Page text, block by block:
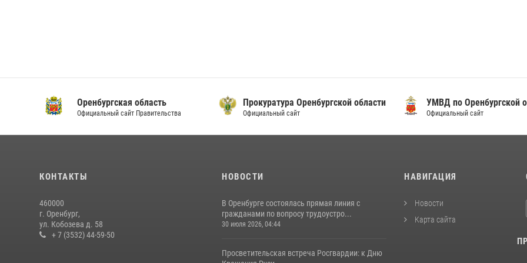
Оренбургская область
Официальный сайт Правительства
Прокуратура Оренбургской области
Официальный сайт
УМВД по Оренбургской
Официальный сайт
КОНТАКТЫ
460000
г. Оренбург,
ул. Кобозева д. 58
+ 7 (3532) 44-59-50
НОВОСТИ
В Оренбурге состоялась прямая линия с
гражданами по вопросу трудоустро...
30 июля 2026, 04:44
Просветительская встреча Росгвардии: к Дню
НАВИГАЦИЯ
Новости
Карта сайта